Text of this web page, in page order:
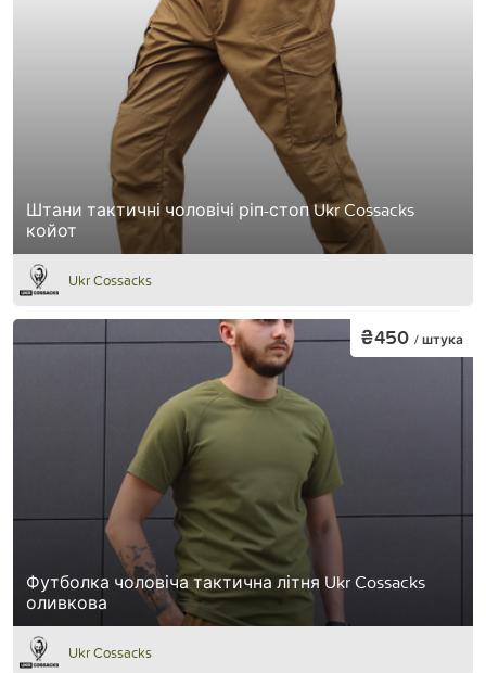
Штани тактичні чоловічі ріп-стоп Ukr Cossacks
койот
Ukr Cossacks
Футболка чоловіча тактична літня Ukr Cossacks
оливкова
₴450 / штука
Ukr Cossacks